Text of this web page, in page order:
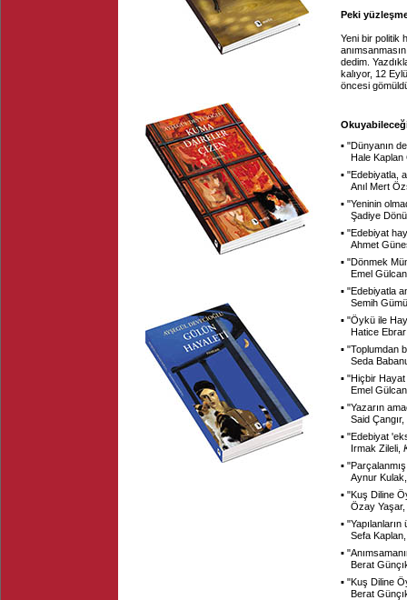
Peki
Yeni bir politik
dedim.
kalıyor, 12
öncesi
▪ "Dünyanın
Hale Kaplan
▪ "Edebiyatla,
Anıl Mert
▪ "Yeninin
Şadiye
▪ "Edebiyat
Ahmet
▪ "Dönmek
Emel
▪ "Edebiyatla
Semih
▪ "Öykü ile
Hatice
▪ "Toplumdan
Seda
▪ "Hiçbir Hayat
Emel
▪ "Yazarın
Said Çangır,
▪ "Edebiyat
Irmak Zileli,
▪ "
Aynur
▪ "Kuş Diline
Özay Yaşar,
▪ "
Sefa
▪ "
Berat
▪ "Kuş Diline
Berat